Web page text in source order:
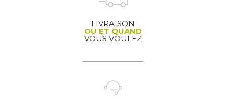
LIVRAISON
OU ET QUAND
VOUS VOULEZ